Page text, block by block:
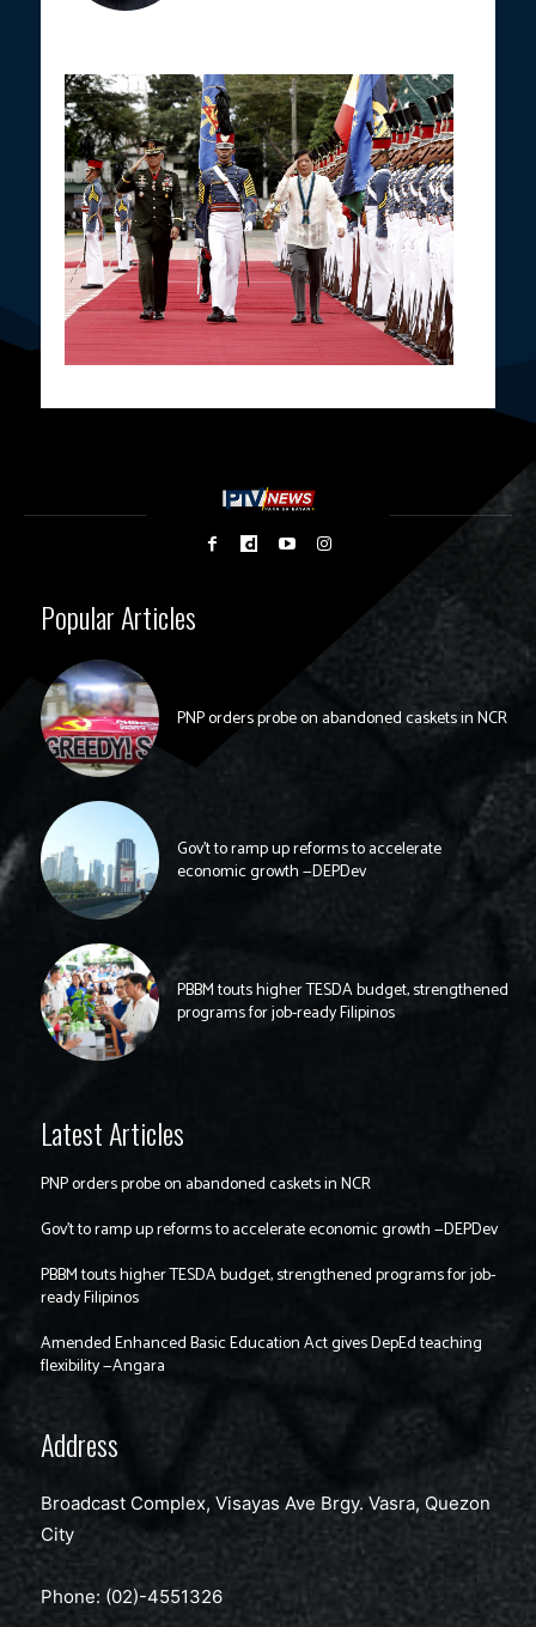
Popular Articles
PNP orders probe on abandoned caskets in NCR
Gov’t to ramp up reforms to accelerate
economic growth —DEPDev
PBBM touts higher TESDA budget, strengthened
programs for job-ready Filipinos
Latest Articles
PNP orders probe on abandoned caskets in NCR
Gov’t to ramp up reforms to accelerate economic growth —DEPDev
PBBM touts higher TESDA budget, strengthened programs for job-
ready Filipinos
Amended Enhanced Basic Education Act gives DepEd teaching
flexibility —Angara
Address
Broadcast Complex, Visayas Ave Brgy. Vasra, Quezon
City
Phone: (02)-4551326